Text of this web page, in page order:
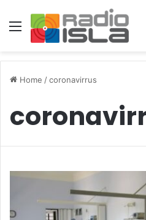
Menu
Home /coronavirrus